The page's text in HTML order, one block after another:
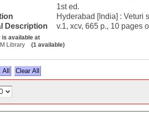
1st ed.
Hyderabad [India] : Veturi
Description
v.1, xcv, 665 p., 10 pages
is available at
Library
(1 available)